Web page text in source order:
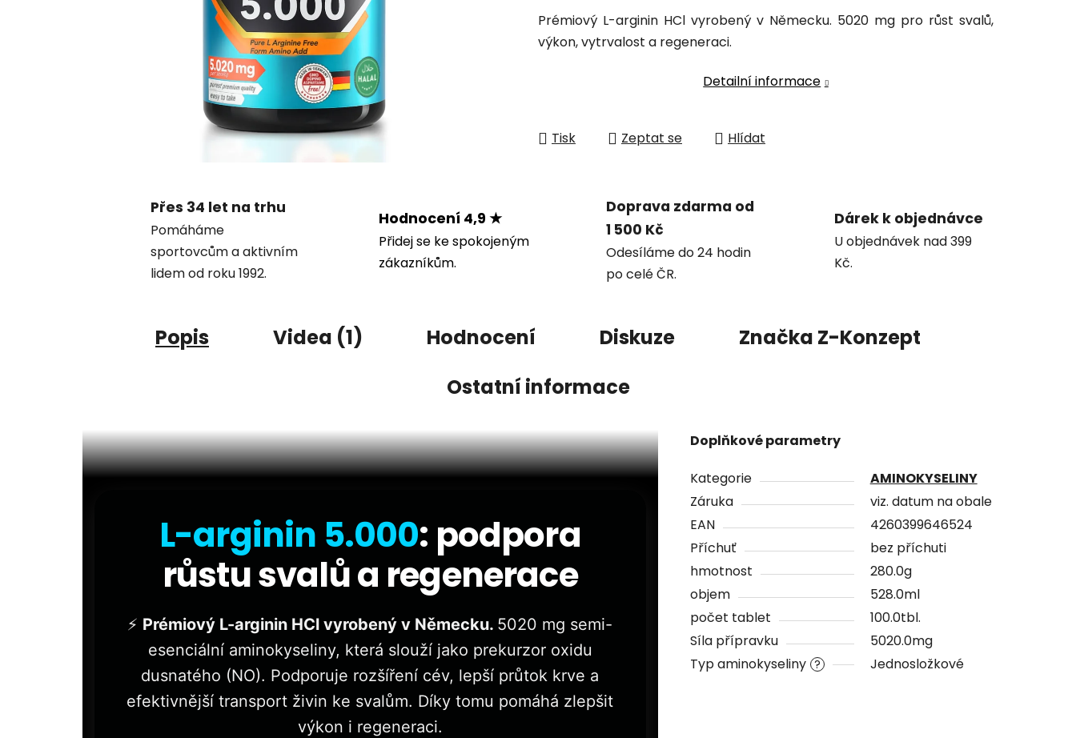
Prémiový L-arginin HCl vyrobený v Německu. 5020 mg pro růst svalů,
výkon, vytrvalost a regeneraci.
Detailní informace
Tisk Zeptat se Hlídat
Přes 34 let na trhu
Pomáháme
sportovcům a aktivním
lidem od roku 1992.
Hodnocení 4,9 ★
Přidej se ke spokojeným
zákazníkům.
Doprava zdarma od
1 500 Kč
Odesíláme do 24 hodin
po celé ČR.
Dárek k objednávce
U objednávek nad 399
Kč.
Popis Videa (1) Hodnocení Diskuze Značka Z-Konzept
Ostatní informace
L-arginin 5.000: podpora
růstu svalů a regenerace
⚡ Prémiový L-arginin HCl vyrobený v Německu. 5020 mg semi-
esenciální aminokyseliny, která slouží jako prekurzor oxidu
dusnatého (NO). Podporuje rozšíření cév, lepší průtok krve a
efektivnější transport živin ke svalům. Díky tomu pomáhá zlepšit
výkon i regeneraci.
Doplňkové parametry
Kategorie
AMINOKYSELINY
Záruka
viz. datum na obale
EAN
4260399646524
Příchuť
bez příchuti
hmotnost
280.0g
objem
528.0ml
počet tablet
100.0tbl.
Síla přípravku
5020.0mg
?
Typ aminokyseliny Jednosložkové